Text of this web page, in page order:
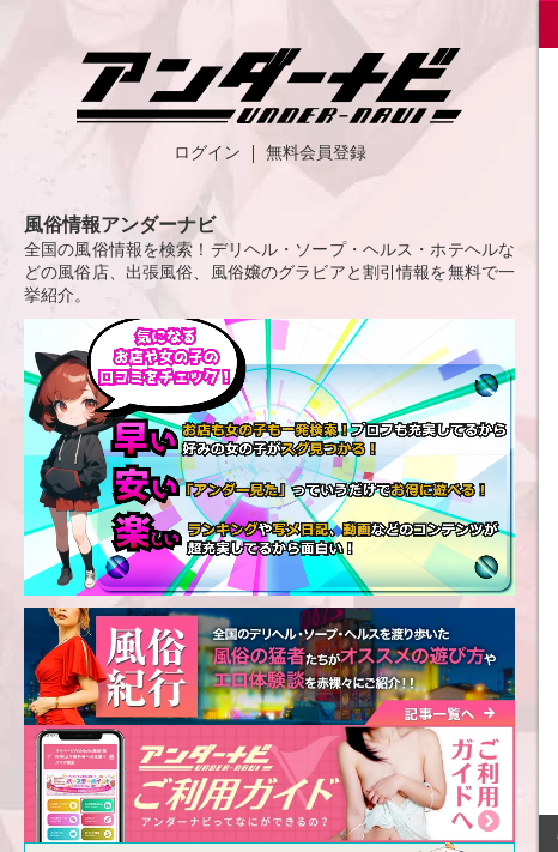
ログイン 無料会員登録
風俗情報アンダーナビ
全国の風俗情報を検索！デリヘル・ソープ・ヘルス・ホテヘルな
どの風俗店、出張風俗、風俗嬢のグラビアと割引情報を無料で一
挙紹介。